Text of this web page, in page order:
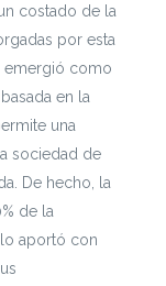
costado de la
por esta
emergió como
en la
una
sociedad de
De hecho, la
de la
aportó con